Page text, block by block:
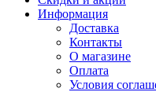
Информация
Доставка
Контакты
О магазине
Оплата
Условия